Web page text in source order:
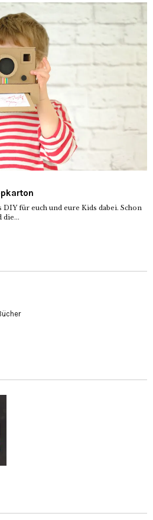
für euch und eure Kids dabei. Schon
die...